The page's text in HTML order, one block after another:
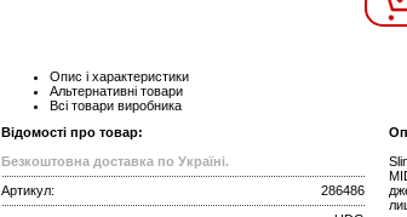
Опис і характеристики
Альтернативні товари
Всі товари виробника
Відомості про товар:
Безкоштовна доставка по Україні.
Артикул:
286486